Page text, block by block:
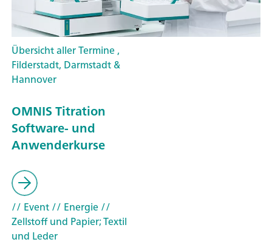
Übersicht aller Termine ,
Filderstadt, Darmstadt &
Hannover
OMNIS Titration
Software- und
Anwenderkurse
// Event// Energie//
Zellstoff und Papier; Textil
und Leder